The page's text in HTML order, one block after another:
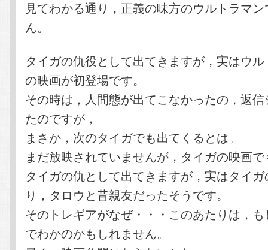
見てわかる通り，正義の味方のウルトラマ
ん。
タイガの仇役として出てきますが，実はウ
の映画が初登場です。
その時は，人間態が出てこなかったの，返
たのですが，
まさか，次のタイガでも出てくるとは。
まだ放映されていませんが，タイガの映画
タイガの仇として出てきますが，実はタイ
り，タロウと昔親友だったそうです。
そのトレギアがなぜ・・・このあたりは，
でわかのかもしれません。